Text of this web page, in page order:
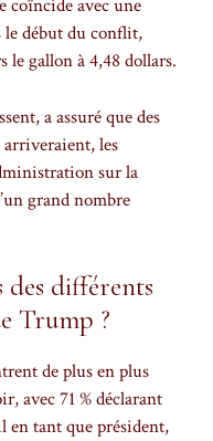
coïncide avec une
le début du conflit,
le gallon à 4,48 dollars.
a assuré que des
arriveraient, les
sur la
grand nombre
des différents
Trump ?
de plus en plus
avec 71 % déclarant
en tant que président,